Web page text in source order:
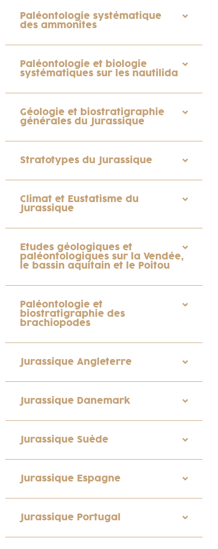
Paléontologie systématique
des ammonites
Paléontologie et biologie
systématiques sur les nautilida
Géologie et biostratigraphie
générales du Jurassique
Stratotypes du Jurassique
Climat et Eustatisme du
Jurassique
Etudes géologiques et
paléontologiques sur la Vendée,
le bassin aquitain et le Poitou
Paléontologie et
biostratigraphie des
brachiopodes
Jurassique Angleterre
Jurassique Danemark
Jurassique Suède
Jurassique Espagne
Jurassique Portugal